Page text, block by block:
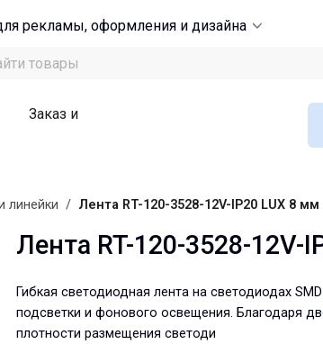
рекламы, оформления и дизайна
Заказ и
линейки / Лента RT-120-3528-12V-IP20 LUX 8 мм
Лента RT-120-3528-12V-
Гибкая светодиодная лента на светодиодах
подсветки и фонового освещения. Благодаря
плотности размещения светоди